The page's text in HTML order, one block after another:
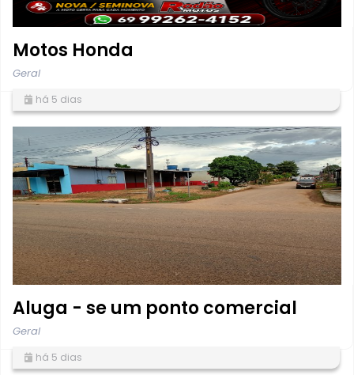
Motos Honda
Geral
há 5 dias
Aluga - se um ponto comercial
Geral
há 5 dias